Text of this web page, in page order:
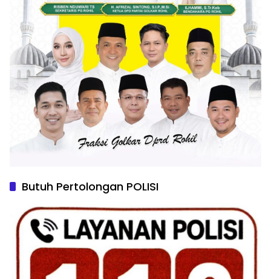
Butuh Pertolongan POLISI